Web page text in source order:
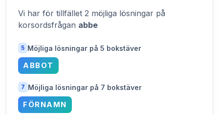
Vi har för tillfället 2 möjliga lösningar på
korsordsfrågan abbe
5 Möjliga lösningar på 5 bokstäver
ABBOT
7 Möjliga lösningar på 7 bokstäver
FÖRNAMN